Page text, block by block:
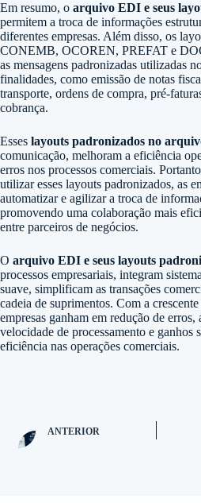
Em resumo, o arquivo EDI e seus
permitem a troca de informações
diferentes empresas. Além disso, os
CONEMB, OCOREN, PREFAT e
as mensagens padronizadas utilizadas
finalidades, como emissão de notas
transporte, ordens de compra, pré-
cobrança.
Esses layouts padronizados no
comunicação, melhoram a eficiência
erros nos processos comerciais.
utilizar esses layouts padronizados, as
automatizar e agilizar a troca de
promovendo uma colaboração mais
entre parceiros de negócios.
O arquivo EDI e seus layouts
processos empresariais, integram
suave, simplificam as transações
cadeia de suprimentos. Com a
empresas ganham em redução de erros,
velocidade de processamento e ganhos
eficiência nas operações comerciais.
ANTERIOR